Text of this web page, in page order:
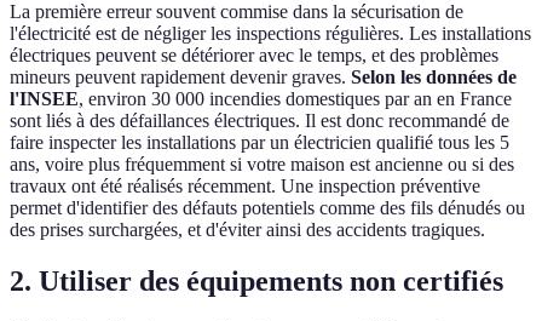
La première erreur souvent commise dans la sécurisation de
l'électricité est de négliger les inspections régulières. Les installations
électriques peuvent se détériorer avec le temps, et des problèmes
mineurs peuvent rapidement devenir graves. Selon les données de
l'INSEE, environ 30 000 incendies domestiques par an en France
sont liés à des défaillances électriques. Il est donc recommandé de
faire inspecter les installations par un électricien qualifié tous les 5
ans, voire plus fréquemment si votre maison est ancienne ou si des
travaux ont été réalisés récemment. Une inspection préventive
permet d'identifier des défauts potentiels comme des fils dénudés ou
des prises surchargées, et d'éviter ainsi des accidents tragiques.
2. Utiliser des équipements non certifiés